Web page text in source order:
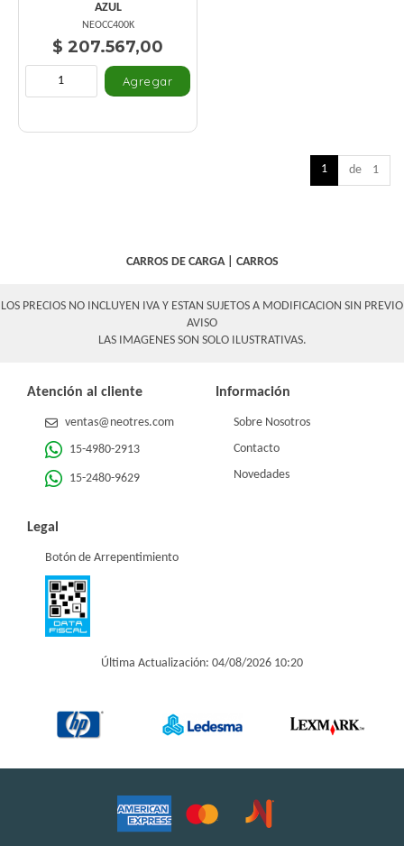
AZUL
NEOCC400K
$ 207.567,00
1 de 1
CARROS DE CARGA| CARROS
LOS PRECIOS NO INCLUYEN IVA Y ESTAN SUJETOS A MODIFICACION SIN PREVIO
AVISO
LAS IMAGENES SON SOLO ILUSTRATIVAS.
Atención al cliente
ventas@neotres.com
15-4980-2913
15-2480-9629
Información
Sobre Nosotros
Contacto
Novedades
Legal
Botón de Arrepentimiento
Última Actualización: 04/08/2026 10:20